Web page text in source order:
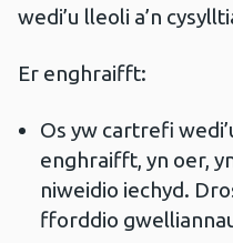
wedi’u lleoli a’n
Er enghraifft:
Os yw cartrefi
enghraifft, yn oer,
niweidio iechyd.
fforddio